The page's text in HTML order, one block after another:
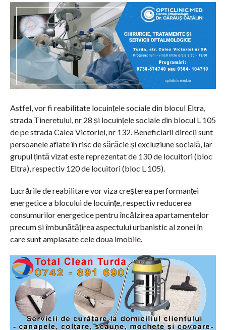
Astfel, vor fi reabilitate locuințele sociale din blocul Eltra,
strada Tineretului, nr 28 și locuințele sociale din blocul L 105
de pe strada Calea Victoriei, nr 132. Beneficiarii direcți sunt
persoanele aflate în risc de sărăcie și excluziune socială, iar
grupul țintă vizat este reprezentat de 130 de locuitori (bloc
Eltra), respectiv 120 de locuitori (bloc L 105).
Lucrările de reabilitare vor viza creșterea performanței
energetice a blocului de locuințe, respectiv reducerea
consumurilor energetice pentru încălzirea apartamentelor
precum și îmbunătățirea aspectului urbanistic al zonei în
care sunt amplasate cele doua imobile.